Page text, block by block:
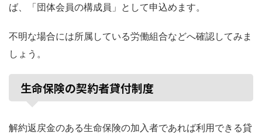
ば、「団体会員の構成員」として申込めます。
不明な場合には所属している労働組合などへ確認してみま
しょう。
生命保険の契約者貸付制度
解約返戻金のある生命保険の加入者であれば利用できる貸